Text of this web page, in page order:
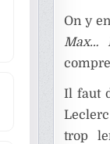
On y
Max…
Il faut
Leclerc
trop